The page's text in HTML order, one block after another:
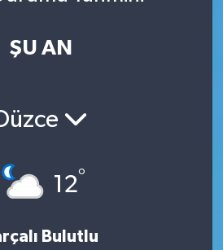
ŞU AN
12°
Bulutlu